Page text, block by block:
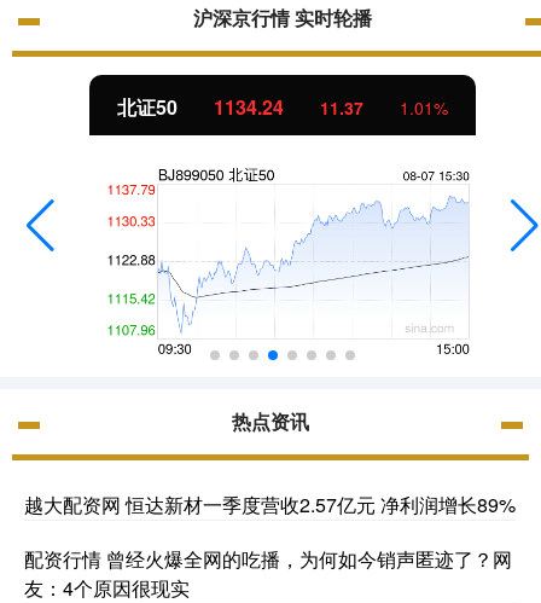
沪深京行情 实时轮播
北证50 1134.24 11.37 1.01%
热点资讯
越大配资网 恒达新材一季度营收2.57亿元 净利润增长89%
配资行情 曾经火爆全网的吃播，为何如今销声匿迹了？网
友：4个原因很现实